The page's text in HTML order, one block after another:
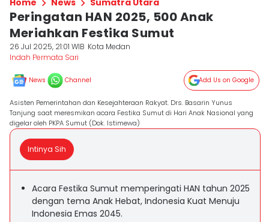
Home News Sumatra Utara
Peringatan HAN 2025, 500 Anak
Meriahkan Festika Sumut
26 Jul 2025, 21:01 WIB Kota Medan
Indah Permata Sari
News Channel Add Us on Google
Asisten Pemerintahan dan Kesejahteraan Rakyat. Drs. Basarin Yunus
Tanjung saat meresmikan acara Festika Sumut di Hari Anak Nasional yang
digelar oleh PKPA Sumut (Dok. Istimewa)
Intinya Sih
Acara Festika Sumut memperingati HAN tahun 2025
dengan tema Anak Hebat, Indonesia Kuat Menuju
Indonesia Emas 2045.